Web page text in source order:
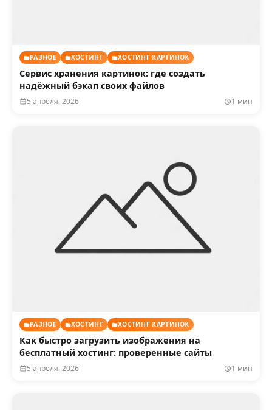
РАЗНОЕ ХОСТИНГ ХОСТИНГ КАРТИНОК
Сервис хранения картинок: где создать
надёжный бэкап своих файлов
5 апреля, 2026 1 мин
РАЗНОЕ ХОСТИНГ ХОСТИНГ КАРТИНОК
Как быстро загрузить изображения на
бесплатный хостинг: проверенные сайты
5 апреля, 2026 1 мин